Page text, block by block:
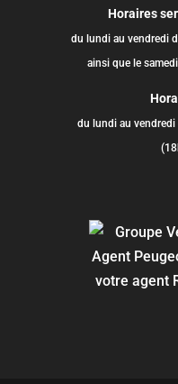
Horaires
du lundi au vendredi
ainsi que le
du lundi au